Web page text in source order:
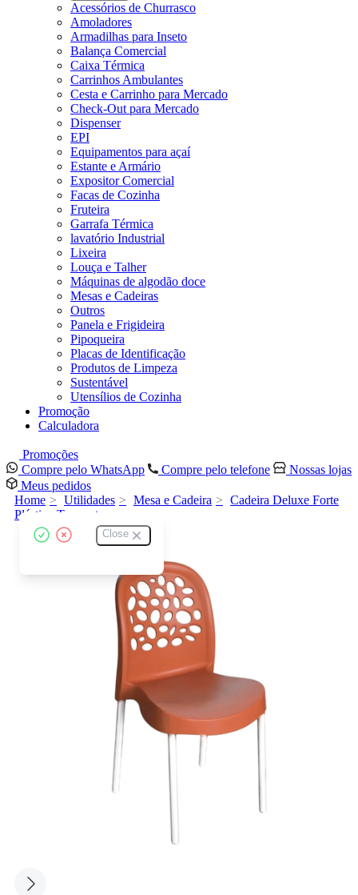
Acessórios de Churrasco
Amoladores
Armadilhas para Inseto
Balança Comercial
Caixa Térmica
Carrinhos Ambulantes
Cesta e Carrinho para Mercado
Check-Out para Mercado
Dispenser
EPI
Equipamentos para açaí
Estante e Armário
Expositor Comercial
Facas de Cozinha
Fruteira
Garrafa Térmica
lavatório Industrial
Lixeira
Louça e Talher
Máquinas de algodão doce
Mesas e Cadeiras
Outros
Panela e Frigideira
Pipoqueira
Placas de Identificação
Produtos de Limpeza
Sustentável
Utensílios de Cozinha
Promoção
Calculadora
Promoções
Compre pelo WhatsApp
Compre pelo telefone
Nossas lojas
Meus pedidos
Close
Home Utilidades Mesa e Cadeira
Cadeira Deluxe Forte
Plástico Terracota